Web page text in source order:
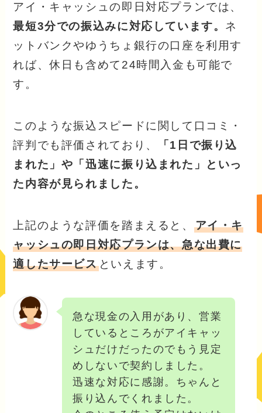
アイ・キャッシュの即日対応プランでは、
最短3分での振込みに対応しています。 ネ
ットバンクやゆうちょ銀行の口座を利用す
れば、休日も含めて24時間入金も可能で
す。
このような振込スピードに関して口コミ・
評判でも評価されており、
「1日で振り込
まれた」や「迅速に振り込まれた」といっ
た内容が見られました。
上記のような評価を踏まえると、 アイ・キ
ャッシュの即日対応プランは、急な出費に
適したサービスといえます。
急な現金の入用があり、営業
しているところがアイキャッ
シュだけだったのでもう見定
めしないで契約しました。
迅速な対応に感謝。ちゃんと
振り込んでくれました。